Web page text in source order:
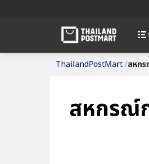
ThailandPostMart/สหกร
สหกรณ์